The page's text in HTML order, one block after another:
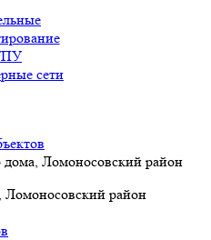
сети
дома, Ломоносовский район
Ломоносовский район